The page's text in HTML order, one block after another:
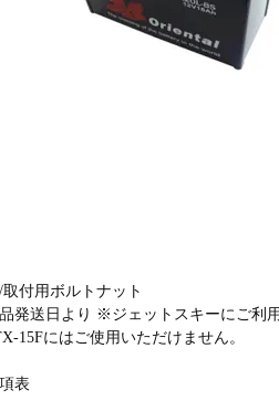
付用ボルトナット
発送日より ※ジェットスキーにご利用
15Fにはご使用いただけません。
表